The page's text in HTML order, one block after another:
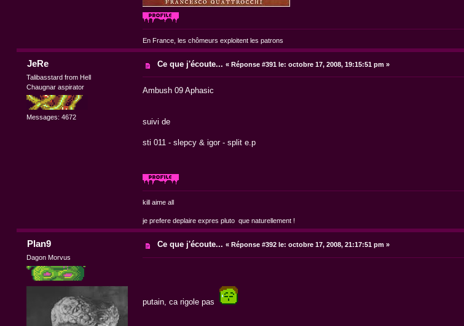
En France, les chômeurs exploitent les patrons
JeRe
Talibasstard from Hell
Chaugnar aspirator
Messages: 4672
Ce que j'écoute... « Réponse #391 le: octobre 17, 2008, 19:15:51 pm »
Ambush 09 Aphasic
suivi de
sti 011 - slepcy & igor - split e.p
kill aime all
je prefere deplaire expres pluto que naturellement !
Plan9
Dagon Morvus
Ce que j'écoute... « Réponse #392 le: octobre 17, 2008, 21:17:51 pm »
putain, ca rigole pas